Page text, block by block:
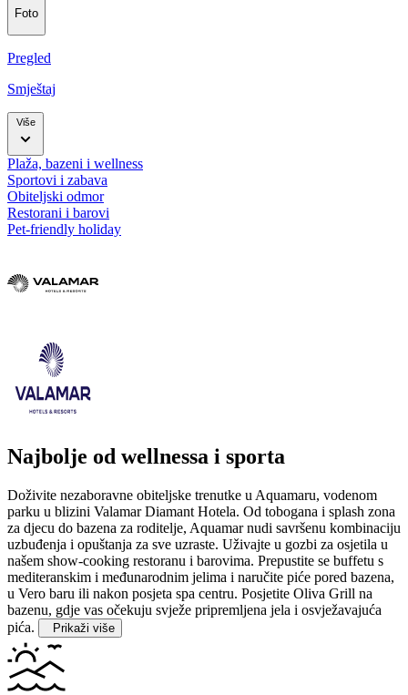
Foto
Pregled
Smještaj
Više
Plaža, bazeni i wellness
Sportovi i zabava
Obiteljski odmor
Restorani i barovi
Pet-friendly holiday
Najbolje od wellnessa i sporta
Doživite nezaboravne obiteljske trenutke u Aquamaru, vodenom
parku u blizini Valamar Diamant Hotela. Od tobogana i splash zona
za djecu do bazena za roditelje, Aquamar nudi savršenu kombinaciju
uzbuđenja i opuštanja za sve uzraste. Uživajte u gozbi za osjetila u
našem show-cooking restoranu i barovima. Prepustite se buffetu s
mediteranskim i međunarodnim jelima i naručite piće pored bazena,
u Vero baru ili nakon posjeta spa centru. Posjetite Oliva Grill na
bazenu, gdje vas očekuju svježe pripremljena jela i osvježavajuća
pića.
Prikaži više